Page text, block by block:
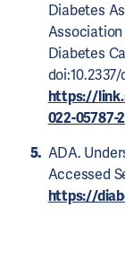
Diabetes
Association
Diabetes
https://
022-05787-2
ADA.
Accessed
https://